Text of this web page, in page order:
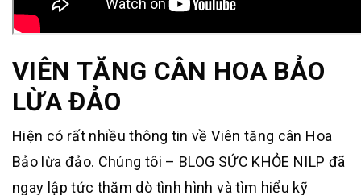
VIÊN TĂNG CÂN HOA BẢO
LỪA ĐẢO
Hiện có rất nhiều thông tin về Viên tăng cân Hoa
Bảo lừa đảo. Chúng tôi – BLOG SỨC KHỎE NILP đã
ngay lập tức thăm dò tình hình và tìm hiểu kỹ